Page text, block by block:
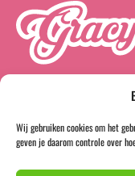
Wij gebruiken cookies om het
geven je daarom controle over
instagramfacebook